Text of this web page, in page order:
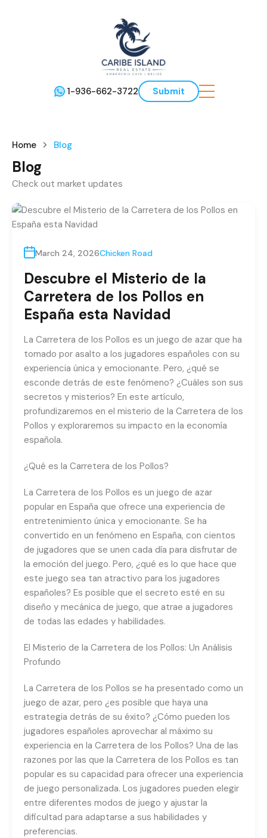
1-936-662-3722 Submit
Home Blog
Blog
Check out market updates
March 24, 2026Chicken Road
Descubre el Misterio de la
Carretera de los Pollos en
España esta Navidad
La Carretera de los Pollos es un juego de azar que ha
tomado por asalto a los jugadores españoles con su
experiencia única y emocionante. Pero, ¿qué se
esconde detrás de este fenómeno? ¿Cuáles son sus
secretos y misterios? En este artículo,
profundizaremos en el misterio de la Carretera de los
Pollos y exploraremos su impacto en la economía
española.
¿Qué es la Carretera de los Pollos?
La Carretera de los Pollos es un juego de azar
popular en España que ofrece una experiencia de
entretenimiento única y emocionante. Se ha
convertido en un fenómeno en España, con cientos
de jugadores que se unen cada día para disfrutar de
la emoción del juego. Pero, ¿qué es lo que hace que
este juego sea tan atractivo para los jugadores
españoles? Es posible que el secreto esté en su
diseño y mecánica de juego, que atrae a jugadores
de todas las edades y habilidades.
El Misterio de la Carretera de los Pollos: Un Análisis
Profundo
La Carretera de los Pollos se ha presentado como un
juego de azar, pero ¿es posible que haya una
estrategia detrás de su éxito? ¿Cómo pueden los
jugadores españoles aprovechar al máximo su
experiencia en la Carretera de los Pollos? Una de las
razones por las que la Carretera de los Pollos es tan
popular es su capacidad para ofrecer una experiencia
de juego personalizada. Los jugadores pueden elegir
entre diferentes modos de juego y ajustar la
dificultad para adaptarse a sus habilidades y
preferencias.